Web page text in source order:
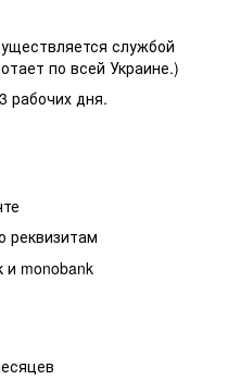
службой
по всей Украине.)
рабочих дня.
реквизитам
monobank